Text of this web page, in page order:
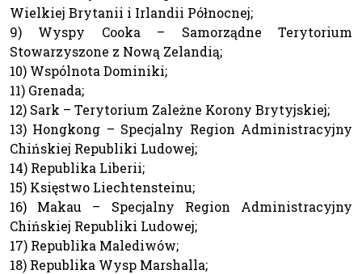
Wielkiej Brytanii i Irlandii Północnej;
9) Wyspy Cooka – Samorządne Terytorium
Stowarzyszone z Nową Zelandią;
10) Wspólnota Dominiki;
11) Grenada;
12) Sark – Terytorium Zależne Korony Brytyjskiej;
13) Hongkong – Specjalny Region Administracyjny
Chińskiej Republiki Ludowej;
14) Republika Liberii;
15) Księstwo Liechtensteinu;
16) Makau – Specjalny Region Administracyjny
Chińskiej Republiki Ludowej;
17) Republika Malediwów;
18) Republika Wysp Marshalla;